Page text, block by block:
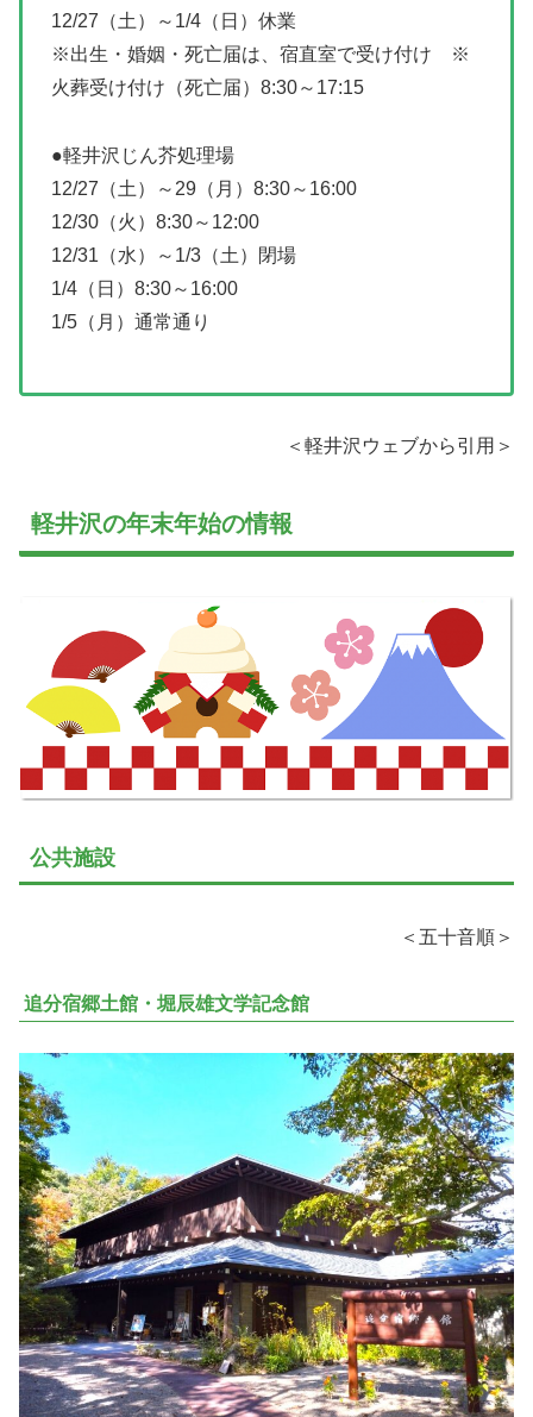
12/27（土）～1/4（日）休業
※出生・婚姻・死亡届は、宿直室で受け付け ※
火葬受け付け（死亡届）8:30～17:15
●軽井沢じん芥処理場
12/27（土）～29（月）8:30～16:00
12/30（火）8:30～12:00
12/31（水）～1/3（土）閉場
1/4（日）8:30～16:00
1/5（月）通常通り
＜軽井沢ウェブから引用＞
軽井沢の年末年始の情報
公共施設
＜五十音順＞
追分宿郷土館・堀辰雄文学記念館